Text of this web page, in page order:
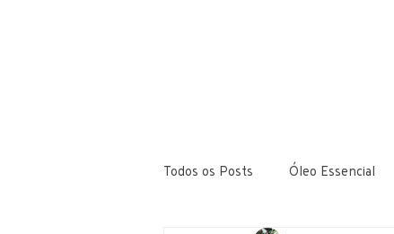
Todos os Posts Óleo Essencial